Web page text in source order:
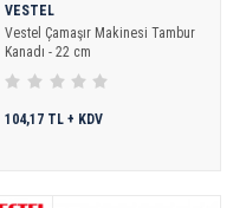
VESTEL
Vestel Çamaşır Makinesi Tambur
Kanadı - 22 cm
104,17 TL + KDV